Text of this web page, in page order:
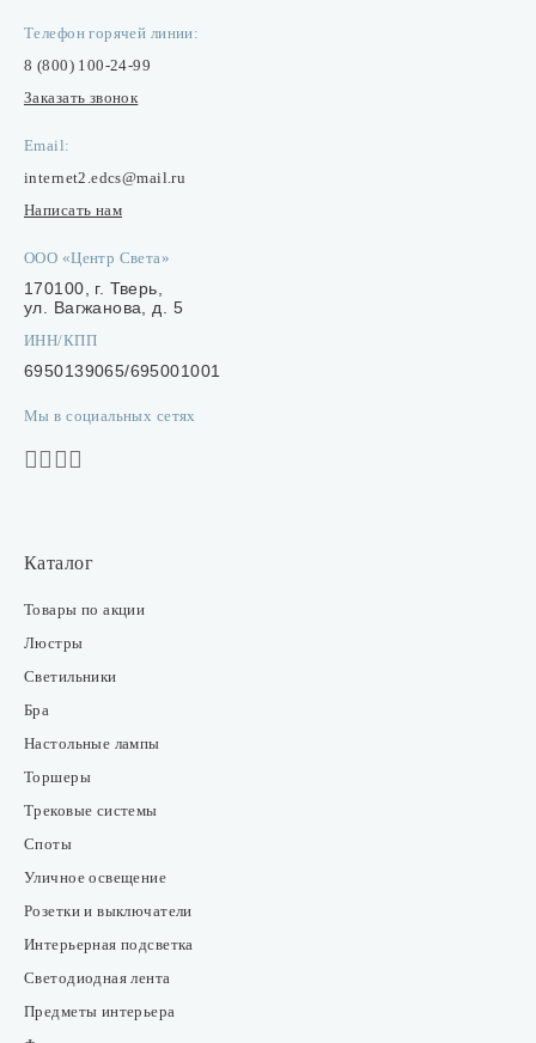
Телефон горячей линии:
8 (800) 100-24-99
Заказать звонок
Email:
internet2.edcs@mail.ru
Написать нам
ООО «Центр Света»
170100, г. Тверь,
ул. Вагжанова, д. 5
ИНН/КПП
6950139065/695001001
Мы в социальных сетях
Каталог
Товары по акции
Люстры
Светильники
Бра
Настольные лампы
Торшеры
Трековые системы
Споты
Уличное освещение
Розетки и выключатели
Интерьерная подсветка
Светодиодная лента
Предметы интерьера